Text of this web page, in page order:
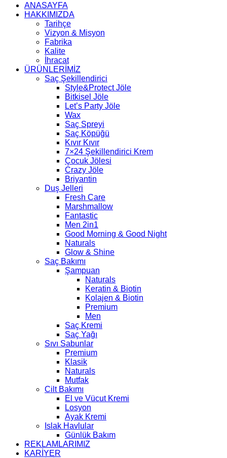
ANASAYFA
HAKKIMIZDA
Tarihçe
Vizyon & Misyon
Fabrika
Kalite
İhracat
ÜRÜNLERİMİZ
Saç Şekillendirici
Style&Protect Jöle
Bitkisel Jöle
Let’s Party Jöle
Wax
Saç Spreyi
Saç Köpüğü
Kıvır Kıvır
7×24 Şekillendirici Krem
Çocuk Jölesi
Crazy Jöle
Briyantin
Duş Jelleri
Fresh Care
Marshmallow
Fantastic
Men 2in1
Good Morning & Good Night
Naturals
Glow & Shine
Saç Bakımı
Şampuan
Naturals
Keratin & Biotin
Kolajen & Biotin
Premium
Men
Saç Kremi
Saç Yağı
Sıvı Sabunlar
Premium
Klasik
Naturals
Mutfak
Cilt Bakımı
El ve Vücut Kremi
Losyon
Ayak Kremi
Islak Havlular
Günlük Bakım
REKLAMLARIMIZ
KARİYER